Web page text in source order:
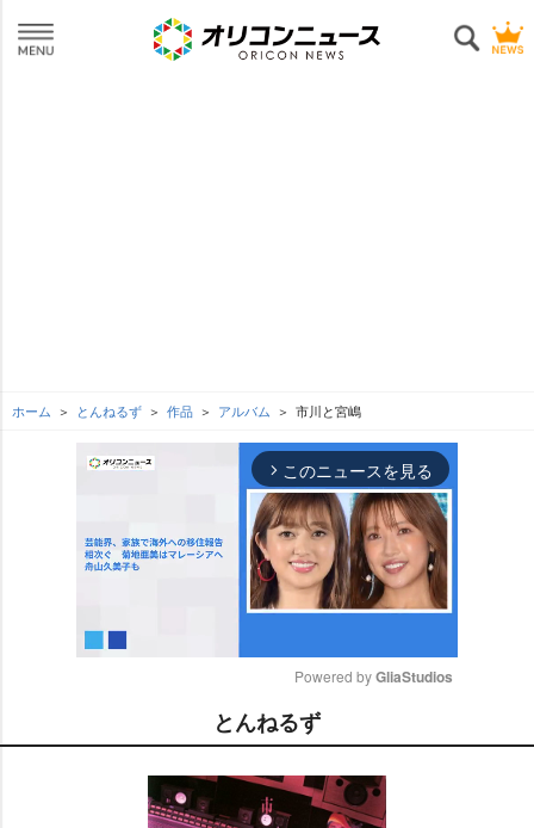
ホーム とんねるず 作品 アルバム 市川と宮嶋
arrow_forward_ios このニュースを見る
u
e
Powered by GliaStudios
とんねるず